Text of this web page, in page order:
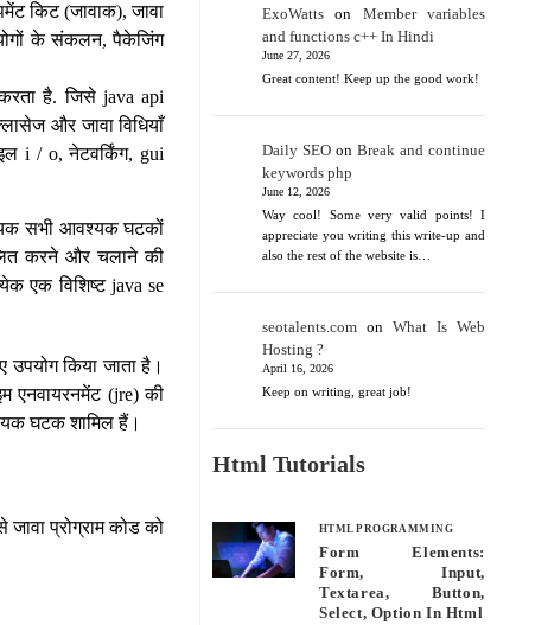
किट (जावाक), जावा
के संकलन, पैकेजिंग
है. जिसे java api
और जावा विधियाँ
i / o, नेटवर्किंग, gui
सभी आवश्यक घटकों
करने और चलाने की
एक विशिष्ट java se
उपयोग किया जाता है।
एनवायरनमेंट (jre) की
घटक शामिल हैं।
प्रोग्राम कोड को
ExoWatts on Member variables
and functions c++ In Hindi
June 27, 2026
Great content! Keep up the good work!
Daily SEO on Break and continue
keywords php
June 12, 2026
Way cool! Some very valid points! I
appreciate you writing this write-up and
also the rest of the website is…
seotalents.com onWhat Is Web
Hosting ?
April 16, 2026
Keep on writing, great job!
Html Tutorials
HTML PROGRAMMING
Form Elements:
Form, Input,
Textarea, Button,
Select, Option In Html